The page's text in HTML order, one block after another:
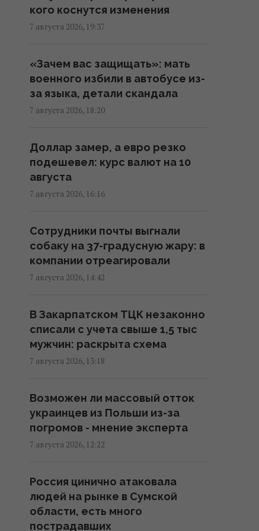
Сербию: названа дата
17:18 пятница, 07 августа 2026
Россия ударила по
футбольному стадиону
"Черноморец" в Одессе, есть
раненые (фото, видео)
Дроны уже полдня атакуют
Крым: ГУР провел "морской
парад" в Ялте
"Будет волна банкротства":
разгром складов Wildberries
больно бьет по РФ, - Die Welt
В уголовном деле рынка
"Столичный" материалами
стали сообщения о поддержке
16:06 пятница, 07 августа 2026
В июне – 30 бомб, в июле –
более 50: в ОВА заявили об
16:04 пятница, 07 августа 2026
Киборга Оловаренко уже
шестой год судят из-за
кого коснутся изменения
7 августа 2026, 19:37
«Зачем вас защищать»: мать
военного избили в автобусе из-
за языка, детали скандала
7 августа 2026, 18:20
Доллар замер, а евро резко
подешевел: курс валют на 10
августа
7 августа 2026, 16:16
Сотрудники почты выгнали
собаку на 37-градусную жару: в
компании отреагировали
7 августа 2026, 14:42
В Закарпатском ТЦК незаконно
списали с учета свыше 1,5 тыс
мужчин: раскрыта схема
7 августа 2026, 13:18
Возможен ли массовый отток
украинцев из Польши из-за
погромов - мнение эксперта
7 августа 2026, 12:22
Россия цинично атаковала
людей на рынке в Сумской
области, есть много
пострадавших